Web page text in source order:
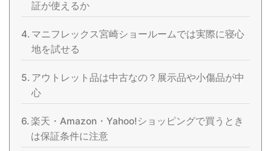
証が使えるか
マニフレックス宮崎ショールームでは実際に寝心
地を試せる
アウトレット品は中古なの？展示品や小傷品が中
心
楽天・Amazon・Yahoo!ショッピングで買うとき
は保証条件に注意